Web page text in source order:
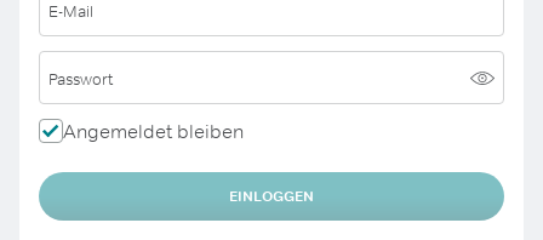
E-Mail
Passwort
Angemeldet bleiben
EINLOGGEN